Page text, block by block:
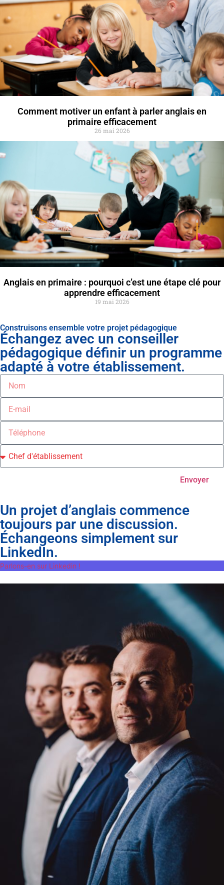
Comment motiver un enfant à parler anglais en
primaire efficacement
26 mai 2026
Anglais en primaire : pourquoi c’est une étape clé pour
apprendre efficacement
19 mai 2026
Construisons ensemble votre projet pédagogique
Échangez avec un conseiller
pédagogique définir un programme
adapté à votre établissement.
Envoyer
Un projet d’anglais commence
toujours par une discussion.
Échangeons simplement sur
LinkedIn.
Parlons-en sur Linkedin !